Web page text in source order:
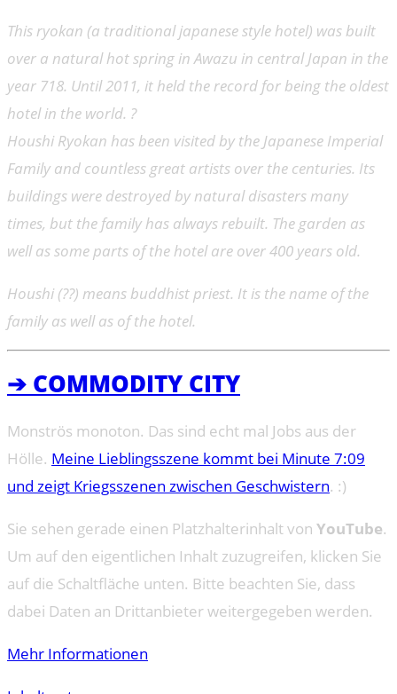
This ryokan (a traditional japanese style hotel) was built
over a natural hot spring in Awazu in central Japan in the
year 718. Until 2011, it held the record for being the oldest
hotel in the world. ?
Houshi Ryokan has been visited by the Japanese Imperial
Family and countless great artists over the centuries. Its
buildings were destroyed by natural disasters many
times, but the family has always rebuilt. The garden as
well as some parts of the hotel are over 400 years old.
Houshi (??) means buddhist priest. It is the name of the
family as well as of the hotel.
➔ COMMODITY CITY
Monströs monoton. Das sind echt mal Jobs aus der
Hölle. Meine Lieblingsszene kommt bei Minute 7:09
und zeigt Kriegsszenen zwischen Geschwistern. :)
Sie sehen gerade einen Platzhalterinhalt von YouTube.
Um auf den eigentlichen Inhalt zuzugreifen, klicken Sie
auf die Schaltfläche unten. Bitte beachten Sie, dass
dabei Daten an Drittanbieter weitergegeben werden.
Mehr Informationen